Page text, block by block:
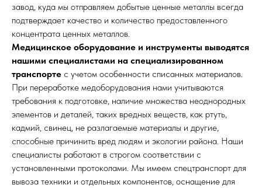
завод, куда мы отправляем добытые ценные металлы всегда
подтверждает качество и количество предоставленного
концентрата ценных металлов.
Медицинское оборудование и инструменты выводятся
нашими специалистами на специализированном
транспорте с учетом особенности списанных материалов.
При переработке медоборудования нами учитываются
требования к подготовке, наличие множества неоднородных
элементов и деталей, таких вредных веществ, как ртуть,
кадмий, свинец, не разлагаемые материалы и другие,
способные причинить вред людям и экологии района. Наши
специалисты работают в строгом соответствии с
установленными протоколами. Мы имеем спецтранспорт для
вывоза техники и отдельных компонентов, оснащение для